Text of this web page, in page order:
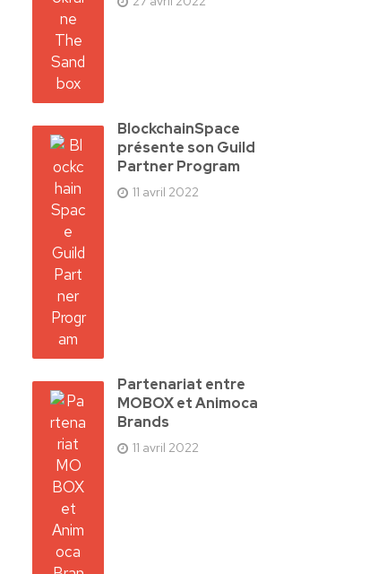
BlockchainSpace
présente son Guild
Partner Program
11 avril 2022
Partenariat entre
MOBOX et Animoca
Brands
11 avril 2022